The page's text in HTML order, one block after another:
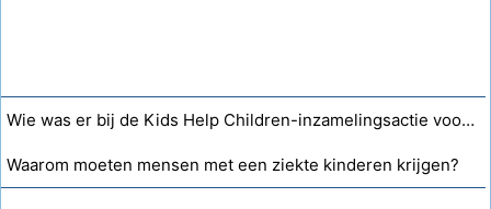
Wie was er bij de Kids Help Children-inzamelingsactie voor Choc Hospital?
Waarom moeten mensen met een ziekte kinderen krijgen?